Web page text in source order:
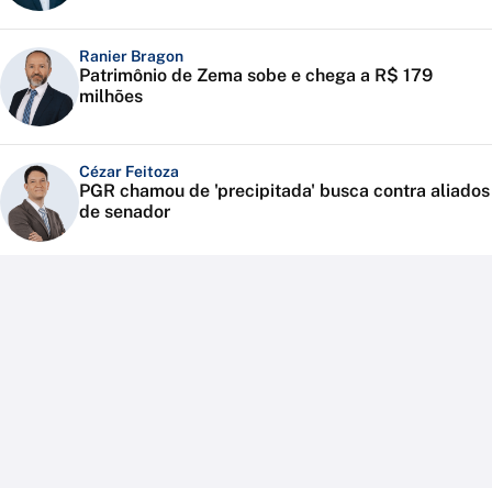
Ranier Bragon
Patrimônio de Zema sobe e chega a R$ 179
milhões
Cézar Feitoza
PGR chamou de 'precipitada' busca contra aliados
de senador